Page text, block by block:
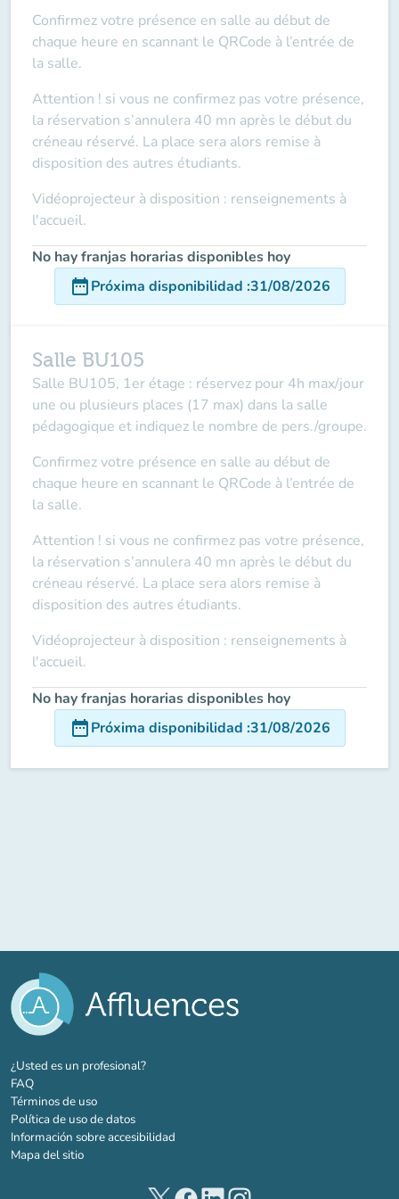
Confirmez votre présence en salle au début de
chaque heure en scannant le QRCode à l’entrée de
la salle.
Attention ! si vous ne confirmez pas votre présence,
la réservation s’annulera 40 mn après le début du
créneau réservé. La place sera alors remise à
disposition des autres étudiants.
Vidéoprojecteur à disposition : renseignements à
l'accueil.
No hay franjas horarias disponibles hoy
date_rangePróxima disponibilidad :31/08/2026
Salle BU105
Salle BU105, 1er étage : réservez pour 4h max/jour
une ou plusieurs places (17 max) dans la salle
pédagogique et indiquez le nombre de pers./groupe.
Confirmez votre présence en salle au début de
chaque heure en scannant le QRCode à l’entrée de
la salle.
Attention ! si vous ne confirmez pas votre présence,
la réservation s’annulera 40 mn après le début du
créneau réservé. La place sera alors remise à
disposition des autres étudiants.
Vidéoprojecteur à disposition : renseignements à
l'accueil.
No hay franjas horarias disponibles hoy
date_rangePróxima disponibilidad :31/08/2026
¿Usted es un profesional?(nueva pestaña)
FAQ
Términos de uso
Política de uso de datos
Información sobre accesibilidad
Mapa del sitio
(nueva pestaña)
(nueva pestaña)
(nueva pestaña)